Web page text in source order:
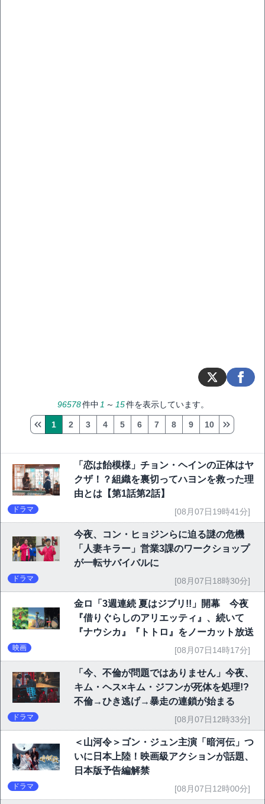
96578件中 1 ～ 15件を表示しています。
1 2 3 4 5 6 7 8 9 10
「恋は飴模様」チョン・ヘインの正体はヤ
クザ！？組織を裏切ってハヨンを救った理
由とは【第1話第2話】
ドラマ [08月07日19時41分]
今夜、コン・ヒョジンらに迫る謎の危機
「人妻キラー」営業3課のワークショップ
が一転サバイバルに
ドラマ [08月07日18時30分]
金ロ「3週連続 夏はジブリ!!」開幕 今夜
『借りぐらしのアリエッティ』、続いて
『ナウシカ』『トトロ』をノーカット放送
映画 [08月07日14時17分]
「今、不倫が問題ではありません」今夜、
キム・ヘス×キム・ジフンが死体を処理!?
不倫→ひき逃げ→暴走の連鎖が始まる
ドラマ [08月07日12時33分]
＜山河令＞ゴン・ジュン主演「暗河伝」つ
いに日本上陸！映画級アクションが話題、
日本版予告編解禁
ドラマ [08月07日12時00分]